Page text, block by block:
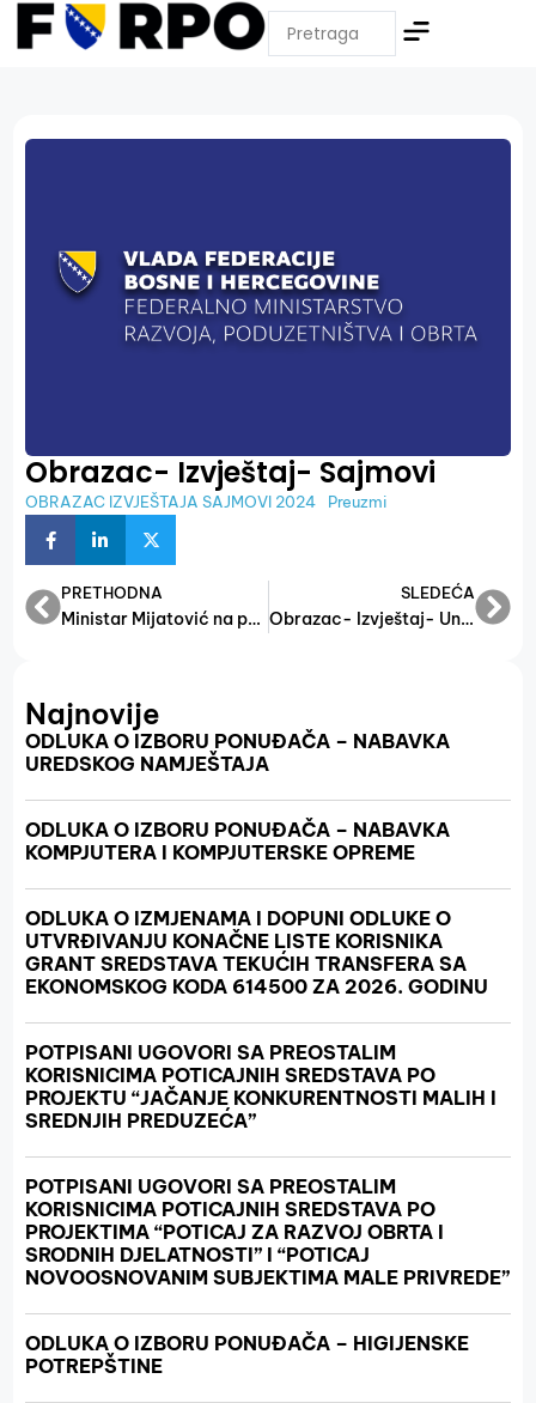
Obrazac- Izvještaj- Sajmovi
OBRAZAC IZVJEŠTAJA SAJMOVI 2024 Preuzmi
PRETHODNA
Ministar Mijatović na potpisivanju ugovora o očuvanju radnih mjesta 1.627 povratnika u Republici Srpskoj
SLEDEĆA
Obrazac- Izvještaj- Unapređenje institucijske poduzetničke infrastrukture
Najnovije
ODLUKA O IZBORU PONUĐAČA – NABAVKA
UREDSKOG NAMJEŠTAJA
ODLUKA O IZBORU PONUĐAČA – NABAVKA
KOMPJUTERA I KOMPJUTERSKE OPREME
ODLUKA O IZMJENAMA I DOPUNI ODLUKE O
UTVRĐIVANJU KONAČNE LISTE KORISNIKA
GRANT SREDSTAVA TEKUĆIH TRANSFERA SA
EKONOMSKOG KODA 614500 ZA 2026. GODINU
POTPISANI UGOVORI SA PREOSTALIM
KORISNICIMA POTICAJNIH SREDSTAVA PO
PROJEKTU “JAČANJE KONKURENTNOSTI MALIH I
SREDNJIH PREDUZEĆA”
POTPISANI UGOVORI SA PREOSTALIM
KORISNICIMA POTICAJNIH SREDSTAVA PO
PROJEKTIMA “POTICAJ ZA RAZVOJ OBRTA I
SRODNIH DJELATNOSTI” I “POTICAJ
NOVOOSNOVANIM SUBJEKTIMA MALE PRIVREDE”
ODLUKA O IZBORU PONUĐAČA – HIGIJENSKE
POTREPŠTINE